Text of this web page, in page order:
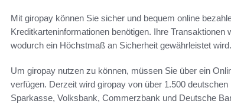
Mit giropay können Sie sicher und bequem online
Kreditkarteninformationen benötigen. Ihre
wodurch ein Höchstmaß an Sicherheit gewährleistet wird.
Um giropay nutzen zu können, müssen Sie über ein
verfügen. Derzeit wird giropay von über 1.500
Sparkasse, Volksbank, Commerzbank und Deutsche